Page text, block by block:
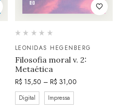
LEONIDAS HEGENBERG
Filosofia moral v. 2:
Metaética
R$ 15,50 – R$ 31,00
Digital Impressa